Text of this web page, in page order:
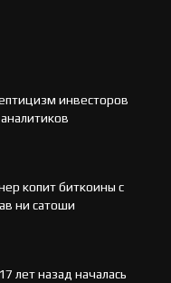
инвесторов
копит биткоины с
ни сатоши
лет назад началась